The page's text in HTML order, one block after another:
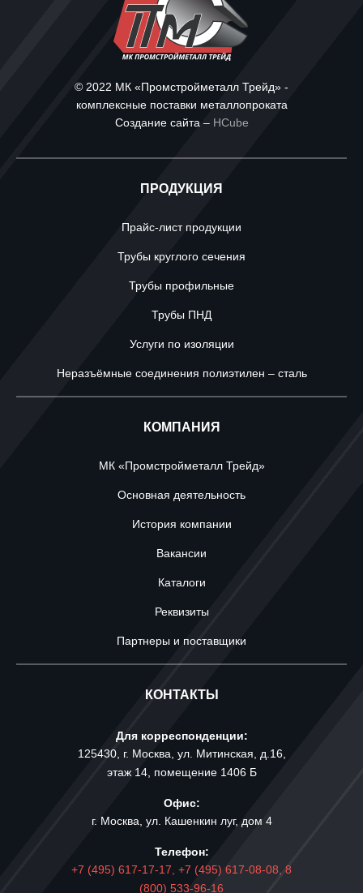
© 2022 МК «Промстройметалл Трейд» -
комплексные поставки металлопроката
Создание сайта – HCube
ПРОДУКЦИЯ
Прайс-лист продукции
Трубы круглого сечения
Трубы профильные
Трубы ПНД
Услуги по изоляции
Неразъёмные соединения полиэтилен – сталь
КОМПАНИЯ
МК «Промстройметалл Трейд»
Основная деятельность
История компании
Вакансии
Каталоги
Реквизиты
Партнеры и поставщики
КОНТАКТЫ
Для корреспонденции:
125430, г. Москва, ул. Митинская, д.16,
этаж 14, помещение 1406 Б
Офис:
г. Москва, ул. Кашенкин луг, дом 4
Телефон:
+7 (495) 617-17-17, +7 (495) 617-08-08, 8
(800) 533-96-16